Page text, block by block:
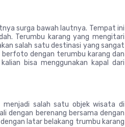
surga bawah lautnya. Tempat ini
Terumbu karang yang mengitari
salah satu destinasi yang sangat
berfoto dengan terumbu karang dan
bisa menggunakan kapal dari
salah satu objek wisata di
dengan berenang bersama dengan
latar belakang trumbu karang